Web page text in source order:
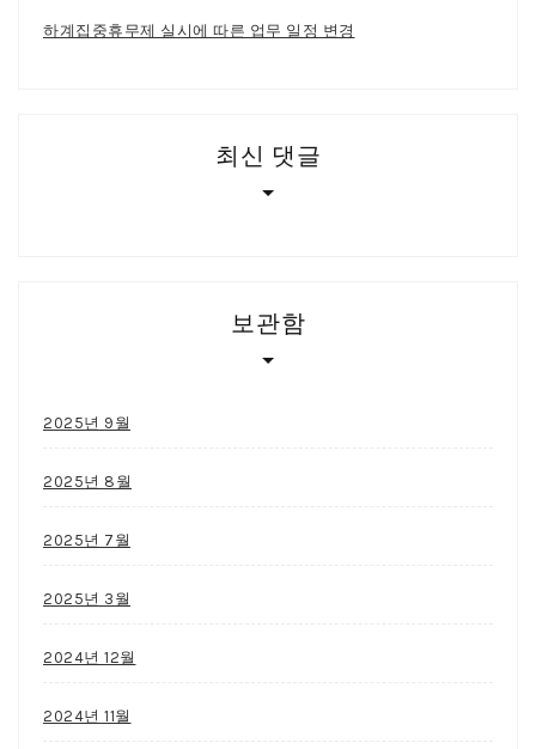
하계집중휴무제 실시에 따른 업무 일정 변경
최신 댓글
보관함
2025년 9월
2025년 8월
2025년 7월
2025년 3월
2024년 12월
2024년 11월